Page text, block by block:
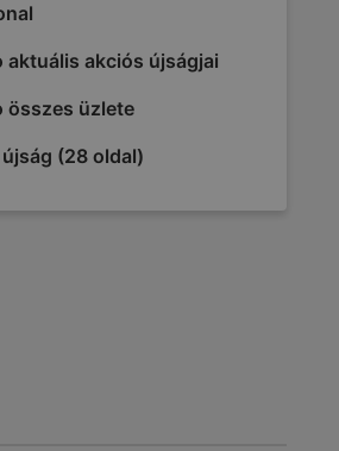
aktuális akciós újságjai
összes üzlete
(28 oldal)